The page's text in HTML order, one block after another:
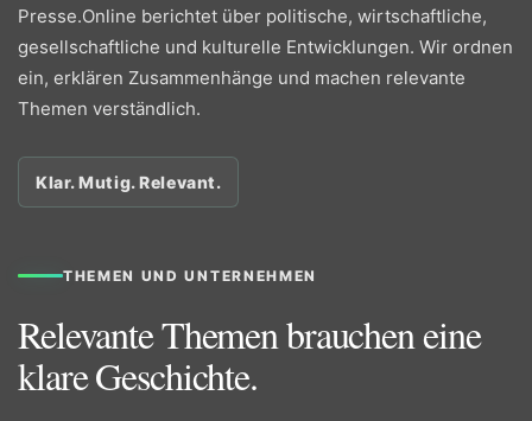
Presse.Online berichtet über politische, wirtschaftliche,
gesellschaftliche und kulturelle Entwicklungen. Wir ordnen
ein, erklären Zusammenhänge und machen relevante
Themen verständlich.
Klar. Mutig. Relevant.
THEMEN UND UNTERNEHMEN
Relevante Themen brauchen eine
klare Geschichte.